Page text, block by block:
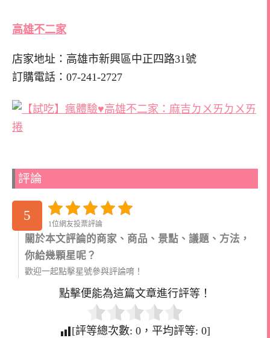
高雄不二家
店家地址：高雄市新興區中正四路31號
訂購電話：07-241-2727
評論
5
1位網友投票評論
關於本文評論的商家、商品、景點、議題、方法，
你給幾顆星呢？
歡迎一起點擊星號參與評論唷！
點擊便能為這篇文章進行評等！
[評等總次數: 0 ，平均評等: 0]